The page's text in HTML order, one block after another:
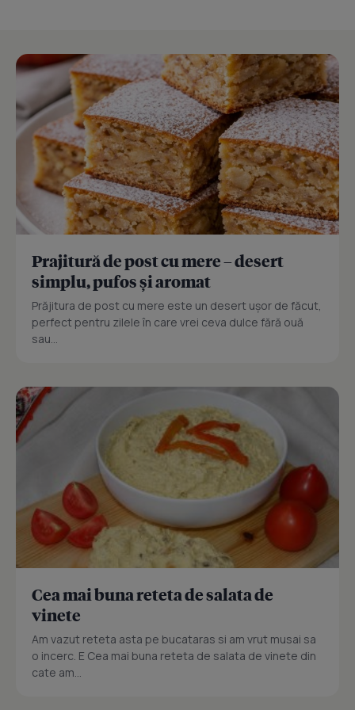
Prajitură de post cu mere – desert
simplu, pufos și aromat
Prăjitura de post cu mere este un desert ușor de făcut,
perfect pentru zilele în care vrei ceva dulce fără ouă
sau...
Cea mai buna reteta de salata de
vinete
Am vazut reteta asta pe bucataras si am vrut musai sa
o incerc. E Cea mai buna reteta de salata de vinete din
cate am...